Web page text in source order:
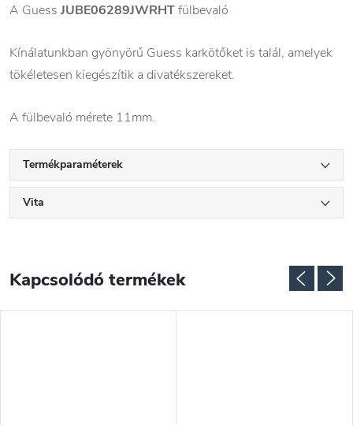
A Guess JUBE06289JWRHTfülbevaló
Kínálatunkban gyönyörű Guess karkötőket is talál, amelyek
tökéletesen kiegészítik a divatékszereket.
A fülbevaló mérete 11mm.
Termékparaméterek
Vita
Kapcsolódó termékek